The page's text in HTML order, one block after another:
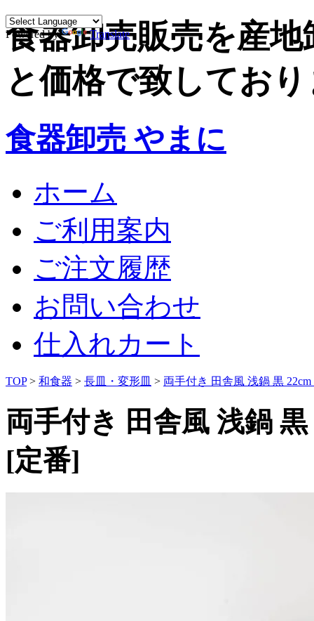
Powered by Translate
食器卸売販売を産
と価格で致してお
食器卸売 やまに
ホーム
ご利用案内
ご注文履歴
お問い合わせ
仕入れカート
TOP> 和食器 > 長皿・変形皿 > 両手付き 田舎風 浅鍋 黒
両手付き 田舎風 浅鍋
[定番]